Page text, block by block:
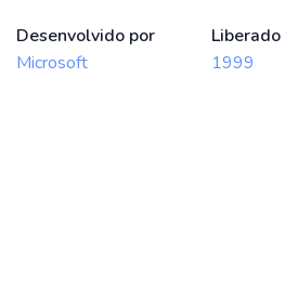
Desenvolvido por
Microsoft
Liberado
1999